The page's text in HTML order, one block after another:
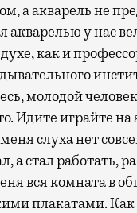
а акварель не
акварелью у нас
как и
молодой
Идите играйте на
слуха нет
а стал работать,
вся комната в
плакатами. Как